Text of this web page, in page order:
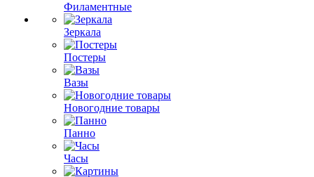
Филаментные
Зеркала
Постеры
Вазы
Новогодние товары
Панно
Часы